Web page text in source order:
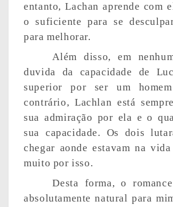
entanto, Lachan aprende com
o suficiente para se
para melhorar.
Além disso, em
duvida da capacidade de
superior por ser um
contrário, Lachlan está
sua admiração por ela e o
sua capacidade. Os dois
chegar aonde estavam na
muito por isso.
Desta forma, o
absolutamente natural para